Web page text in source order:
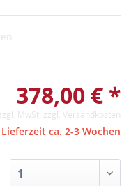
378,00 € *
MwSt. zzgl. Versandkosten
Lieferzeit ca. 2-3 Wochen